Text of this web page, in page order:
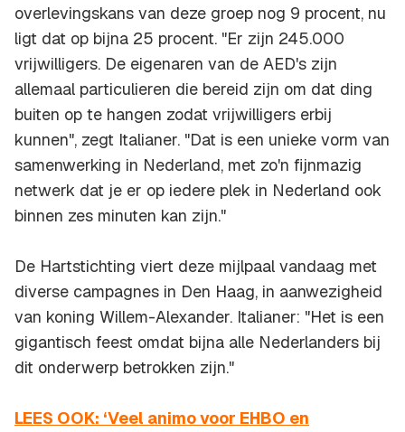
overlevingskans van deze groep nog 9 procent, nu
ligt dat op bijna 25 procent. "Er zijn 245.000
vrijwilligers. De eigenaren van de AED's zijn
allemaal particulieren die bereid zijn om dat ding
buiten op te hangen zodat vrijwilligers erbij
kunnen", zegt Italianer. "Dat is een unieke vorm van
samenwerking in Nederland, met zo'n fijnmazig
netwerk dat je er op iedere plek in Nederland ook
binnen zes minuten kan zijn."
De Hartstichting viert deze mijlpaal vandaag met
diverse campagnes in Den Haag, in aanwezigheid
van koning Willem-Alexander. Italianer: "Het is een
gigantisch feest omdat bijna alle Nederlanders bij
dit onderwerp betrokken zijn."
LEES OOK: ‘Veel animo voor EHBO en